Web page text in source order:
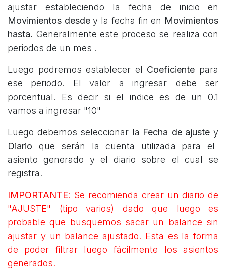
ajustar estableciendo la fecha de inicio en
Movimientos desdey la fecha fin en Movimientos
hasta. Generalmente este proceso se realiza con
periodos de un mes .
Luego podremos establecer el Coeficiente para
ese periodo. El valor a ingresar debe ser
porcentual. Es decir si el indice es de un 0.1
vamos a ingresar "10"
Luego debemos seleccionar la Fecha de ajuste y
Diario que serán la cuenta utilizada para el
asiento generado y el diario sobre el cual se
registra.
IMPORTANTE: Se recomienda crear un diario de
"AJUSTE" (tipo varios) dado que luego es
probable que busquemos sacar un balance sin
ajustar y un balance ajustado. Esta es la forma
de poder filtrar luego fácilmente los asientos
generados.